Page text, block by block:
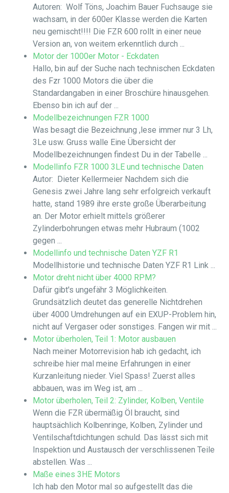
Autoren: Wolf Töns, Joachim Bauer Fuchsauge sie
wachsam, in der 600er Klasse werden die Karten
neu gemischt!!!! Die FZR 600 rollt in einer neue
Version an, von weitem erkenntlich durch ...
Motor der 1000er Motor - Eckdaten
Hallo, bin auf der Suche nach technischen Eckdaten
des Fzr 1000 Motors die über die
Standardangaben in einer Broschüre hinausgehen.
Ebenso bin ich auf der ...
Modellbezeichnungen FZR 1000
Was besagt die Bezeichnung ,lese immer nur 3 Lh,
3Le usw. Gruss walle Eine Übersicht der
Modellbezeichnungen findest Du in der Tabelle ...
Modellinfo FZR 1000 3LE und technische Daten
Autor: Dieter Kellermeier Nachdem sich die
Genesis zwei Jahre lang sehr erfolgreich verkauft
hatte, stand 1989 ihre erste große Überarbeitung
an. Der Motor erhielt mittels größerer
Zylinderbohrungen etwas mehr Hubraum (1002
gegen ...
Modellinfo und technische Daten YZF R1
Modellhistorie und technische Daten YZF R1 Link ...
Motor dreht nicht über 4000 RPM?
Dafür gibt's ungefähr 3 Möglichkeiten.
Grundsätzlich deutet das generelle Nichtdrehen
über 4000 Umdrehungen auf ein EXUP-Problem hin,
nicht auf Vergaser oder sonstiges. Fangen wir mit ...
Motor überholen, Teil 1: Motor ausbauen
Nach meiner Motorrevision hab ich gedacht, ich
schreibe hier mal meine Erfahrungen in einer
Kurzanleitung nieder. Viel Spass! Zuerst alles
abbauen, was im Weg ist, am ...
Motor überholen, Teil 2: Zylinder, Kolben, Ventile
Wenn die FZR übermäßig Öl braucht, sind
hauptsächlich Kolbenringe, Kolben, Zylinder und
Ventilschaftdichtungen schuld. Das lässt sich mit
Inspektion und Austausch der verschlissenen Teile
abstellen. Was ...
Maße eines 3HE Motors
Ich hab den Motor mal so aufgestellt das die